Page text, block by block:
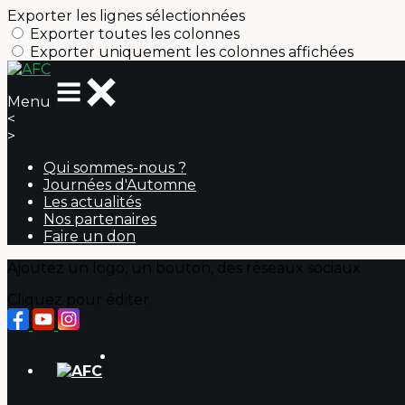
Exporter les lignes sélectionnées
Exporter toutes les colonnes
Exporter uniquement les colonnes affichées
Menu
<
>
Qui sommes-nous ?
Journées d'Automne
Les actualités
Nos partenaires
Faire un don